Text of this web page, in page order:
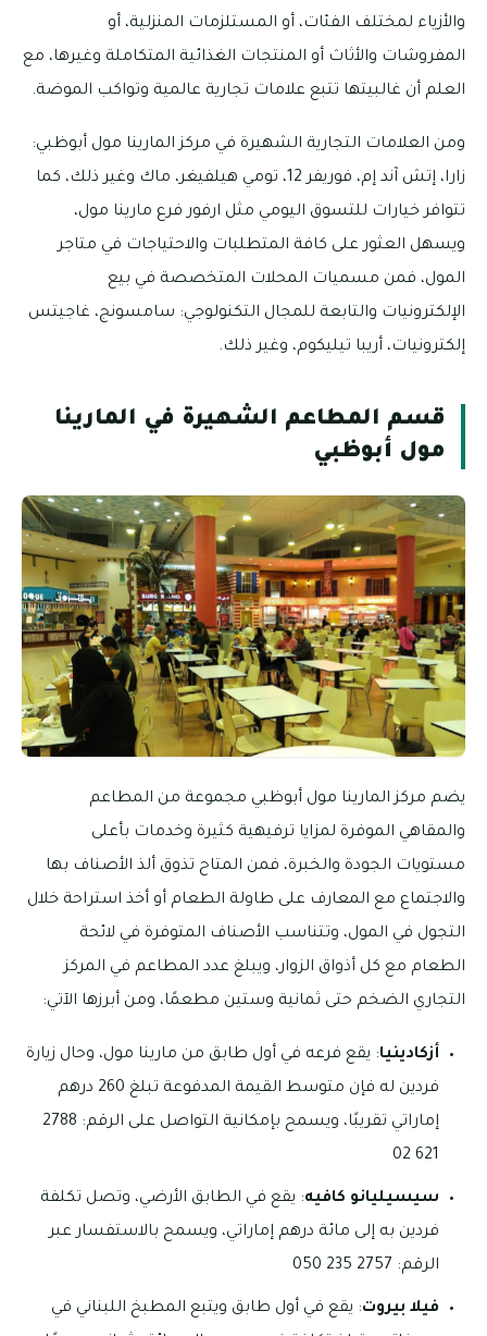
والأزياء لمختلف الفئات، أو المستلزمات المنزلية، أو
المفروشات والأثاث أو المنتجات الغذائية المتكاملة وغيرها، مع
العلم أن غالبيتها تتبع علامات تجارية عالمية وتواكب الموضة.
ومن العلامات التجارية الشهيرة في مركز المارينا مول أبوظبي:
زارا، إتش آند إم، فوريفر 12، تومي هيلفيغر، ماك وغير ذلك، كما
تتوافر خيارات للتسوق اليومي مثل ارفور فرع مارينا مول،
ويسهل العثور على كافة المتطلبات والاحتياجات في متاجر
المول، فمن مسميات المحلات المتخصصة في بيع
الإلكترونيات والتابعة للمجال التكنولوجي: سامسونج، غاجيتس
إلكترونيات، أريبا تيليكوم، وغير ذلك.
قسم المطاعم الشهيرة في المارينا
مول أبوظبي
يضم مركز المارينا مول أبوظبي مجموعة من المطاعم
والمقاهي الموفرة لمزايا ترفيهية كثيرة وخدمات بأعلى
مستويات الجودة والخبرة، فمن المتاح تذوق ألذ الأصناف بها
والاجتماع مع المعارف على طاولة الطعام أو أخذ استراحة خلال
التجول في المول، وتتناسب الأصناف المتوفرة في لائحة
الطعام مع كل أذواق الزوار، ويبلغ عدد المطاعم في المركز
التجاري الضخم حتى ثمانية وستين مطعمًا، ومن أبرزها الآتي:
أزكادينيا: يقع فرعه في أول طابق من مارينا مول، وحال زيارة
فردين له فإن متوسط القيمة المدفوعة تبلغ 260 درهم
إماراتي تقريبًا، ويسمح بإمكانية التواصل على الرقم: 2788
621 02
سيسيليانو كافيه: يقع في الطابق الأرضي، وتصل تكلفة
فردين به إلى مائة درهم إماراتي، ويسمح بالاستفسار عبر
الرقم: 2757 235 050
فيلا بيروت: يقع في أول طابق ويتبع المطبخ اللبناني في